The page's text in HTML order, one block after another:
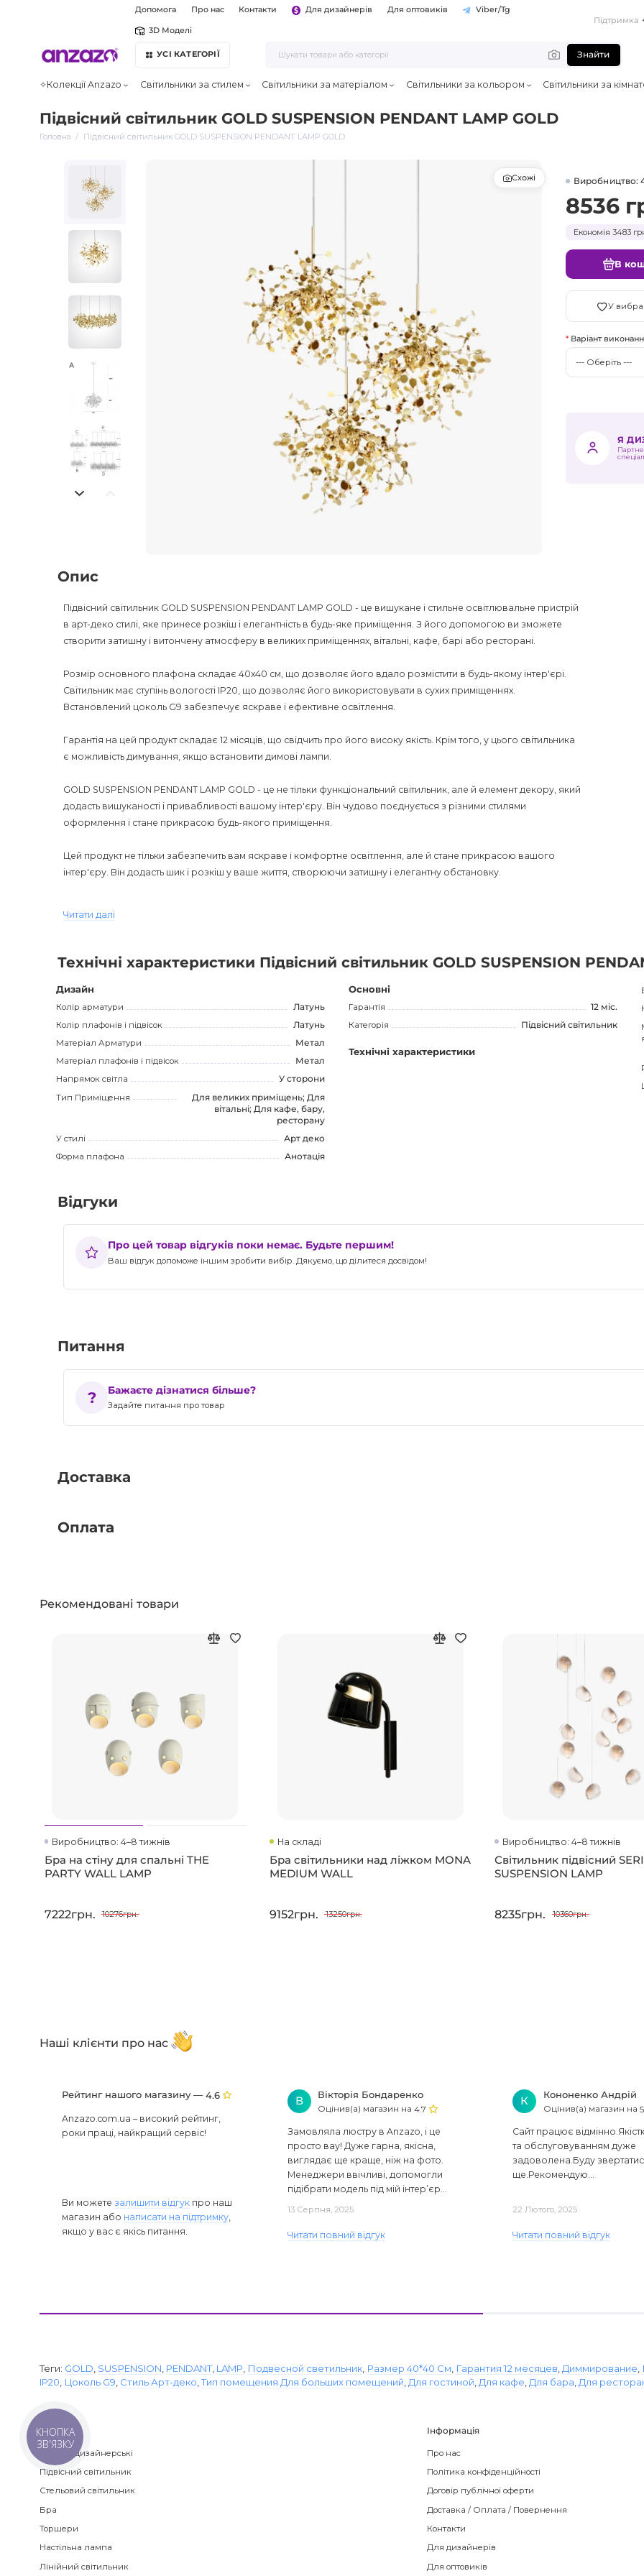
Допомога Про нас Контакти Для дизайнерів Для оптовиків Viber/Tg
3D Моделі
Підтримка
УСІ КАТЕГОРІЇ Знайти
✧Колекції Anzazo Світильники за стилем Світильники за матеріалом Світильники за кольором Світильники за
Підвісний світильник GOLD SUSPENSION PENDANT LAMP GOLD
Головна Підвісний світильник GOLD SUSPENSION PENDANT LAMP GOLD
Схожі Виробництво:
8536
Економія 3483
В
У
Варіант
Я
Опис
Підвісний світильник GOLD SUSPENSION PENDANT LAMP GOLD - це вишукане і стильне освітлювальне пристрій
в арт-деко стилі, яке принесе розкіш і елегантність в будь-яке приміщення. З його допомогою ви зможете
створити затишну і витончену атмосферу в великих приміщеннях, вітальні, кафе, барі або ресторані.
Розмір основного плафона складає 40х40 см, що дозволяє його вдало розмістити в будь-якому інтер'єрі.
Світильник має ступінь вологості IP20, що дозволяє його використовувати в сухих приміщеннях.
Встановлений цоколь G9 забезпечує яскраве і ефективне освітлення.
Гарантія на цей продукт складає 12 місяців, що свідчить про його високу якість. Крім того, у цього світильника
є можливість димування, якщо встановити димові лампи.
GOLD SUSPENSION PENDANT LAMP GOLD - це не тільки функціональний світильник, але й елемент декору, який
додасть вишуканості і привабливості вашому інтер'єру. Він чудово поєднується з різними стилями
оформлення і стане прикрасою будь-якого приміщення.
Цей продукт не тільки забезпечить вам яскраве і комфортне освітлення, але й стане прикрасою вашого
інтер'єру. Він додасть шик і розкіш у ваше життя, створюючи затишну і елегантну обстановку.
але й гарантію на 12 місяців. Цей світильник підійде для великих приміщень, вітальні, кафе, бару або
Не пропустіть можливість придбати цей прекрасний світильник, який зробить ваше життя ще яскравішим і
стильнішим.
Читати далі
Технічні характеристики Підвісний світильник GOLD SUSPENSION
Дизайн
Колір арматури
Латунь
Колір плафонів і підвісок
Латунь
Матеріал Арматури
Метал
Матеріал плафонів і підвісок
Метал
Напрямок світла
У сторони
Тип Приміщення
Для великих приміщень; Для
вітальні; Для кафе, бару,
ресторану
У стилі
Арт деко
Форма плафона
Анотація
Основні
Гарантія
12 міс.
Категорія
Підвісний світильник
Технічні характеристики
Відгуки
Про цей товар відгуків поки немає. Будьте першим!
Ваш відгук допоможе іншим зробити вибір. Дякуємо, що ділитеся досвідом!
Питання
Бажаєте дізнатися більше?
Задайте питання про товар
Доставка
Оплата
Рекомендовані товари
Виробництво: 4–8 тижнів
Бра на стіну для спальні THE
PARTY WALL LAMP
7222грн. 10276грн.
На складі
Бра світильники над ліжком MONA
MEDIUM WALL
9152грн. 13250грн.
Виробництво: 4–8 тижнів
Світильник підвісний
SUSPENSION LAMP
8235грн. 10360грн.
Наші клієнти про нас
Рейтинг нашого магазину —4.6
Anzazo.com.ua – високий рейтинг,
роки праці, найкращий сервіс!
Ви можете залишити відгук про наш
магазин або написати на підтримку,
якщо у вас є якісь питання.
В
Вікторія Бондаренко
Оцінив(а) магазин на4.7
Замовляла люстру в Anzazo, і це
просто вау! Дуже гарна, якісна,
виглядає ще краще, ніж на фото.
Менеджери ввічливі, допомогли
підібрати модель під мій інтер’єр...
13 Серпня, 2025
Читати повний відгук
К
Кононенко Андрій
Оцінив(а) магазин на
Сайт працює
та обслуговуванням дуже
задоволена.Буду
ще.Рекомендую...
22 Лютого, 2025
Читати повний відгук
Теги: GOLD SUSPENSION PENDANT, LAMP Подвесной светильник Размер 40*40 См Гарантия 12 месяцев Диммирование
IP20 Цоколь G9 Стиль Арт-деко ,Тип помещения Для больших помещений Для гостиной Для кафе Для бара Для
Категорії
Люстри дизайнерські
Підвісний світильник
Стельовий світильник
Бра
Торшери
Настільна лампа
Лінійний світильник
Інформація
Про нас
Політика конфіденційності
Договір публічної оферти
Доставка / Оплата / Повернення
Контакти
Для дизайнерів
Для оптовиків
КНОПКА
ЗВ'ЯЗКУ